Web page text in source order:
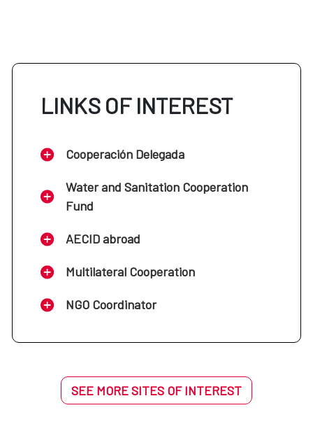
LINKS OF INTEREST
Cooperación Delegada
Water and Sanitation Cooperation
Fund
AECID abroad
Multilateral Cooperation
NGO Coordinator
SEE MORE SITES OF INTEREST